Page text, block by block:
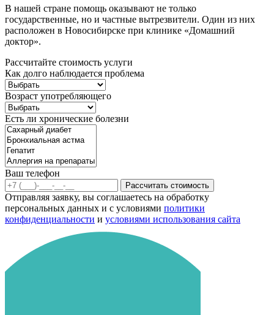
В нашей стране помощь оказывают не только
государственные, но и частные вытрезвители. Один из них
расположен в Новосибирске при клинике «Домашний
доктор».
Рассчитайте стоимость услуги
Как долго наблюдается проблема
Возраст употребляющего
Есть ли хронические болезни
Ваш телефон
Рассчитать стоимость
Отправляя заявку, вы соглашаетесь на обработку
персональных данных и с условиями политики
конфиденциальности и условиями использования сайта